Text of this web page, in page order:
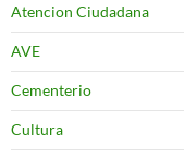
Atencion Ciudadana
AVE
Cementerio
Cultura